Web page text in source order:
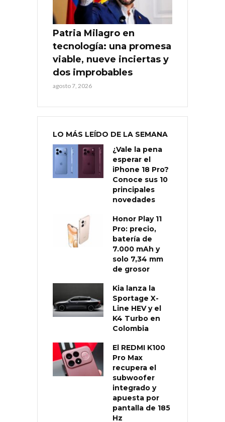
Patria Milagro en
tecnología: una promesa
viable, nueve inciertas y
dos improbables
agosto 7, 2026
LO MÁS LEÍDO DE LA SEMANA
¿Vale la pena
esperar el
iPhone 18 Pro?
Conoce sus 10
principales
novedades
Honor Play 11
Pro: precio,
batería de
7.000 mAh y
solo 7,34 mm
de grosor
Kia lanza la
Sportage X-
Line HEV y el
K4 Turbo en
Colombia
El REDMI K100
Pro Max
recupera el
subwoofer
integrado y
apuesta por
pantalla de 185
Hz